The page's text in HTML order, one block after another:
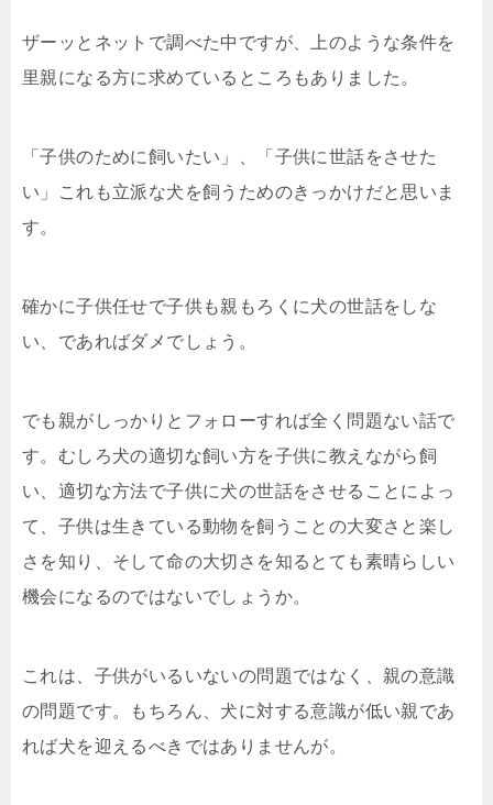
ザーッとネットで調べた中ですが、上のような条件を
里親になる方に求めているところもありました。
「子供のために飼いたい」、「子供に世話をさせた
い」これも立派な犬を飼うためのきっかけだと思いま
す。
確かに子供任せで子供も親もろくに犬の世話をしな
い、であればダメでしょう。
でも親がしっかりとフォローすれば全く問題ない話で
す。むしろ犬の適切な飼い方を子供に教えながら飼
い、適切な方法で子供に犬の世話をさせることによっ
て、子供は生きている動物を飼うことの大変さと楽し
さを知り、そして命の大切さを知るとても素晴らしい
機会になるのではないでしょうか。
これは、子供がいるいないの問題ではなく、親の意識
の問題です。もちろん、犬に対する意識が低い親であ
れば犬を迎えるべきではありませんが。